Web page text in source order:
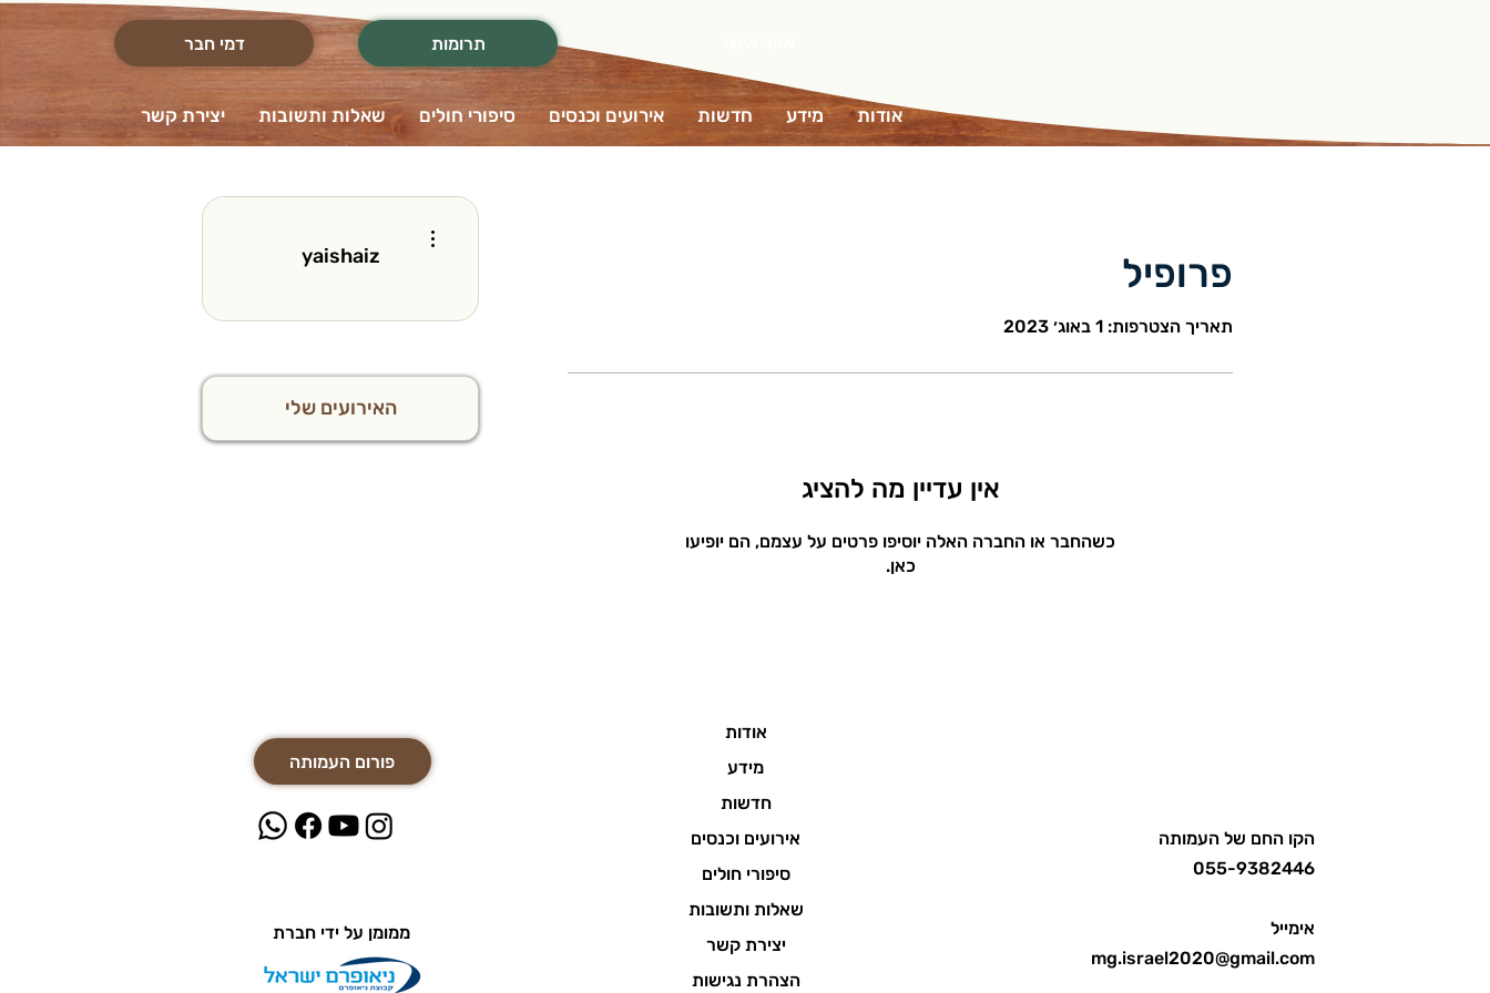
דמי חבר תרומות
אודות מידע חדשות אירועים וכנסים סיפורי חולים שאלות ותשובות יצירת קשר
פרופיל
תאריך הצטרפות: 1 באוג׳ 2023
אין עדיין מה להציג
כשהחבר או החברה האלה יוסיפו פרטים על עצמם, הם יופיעו
כאן.
yaishaiz
האירועים שלי
פורום העמותה
ממומן על ידי חברת
אודות
מידע
חדשות
אירועים וכנסים
סיפורי חולים
שאלות ותשובות
יצירת קשר
הצהרת נגישות
הקו החם של העמותה
055-9382446
אימייל
mg.israel2020@gmail.com